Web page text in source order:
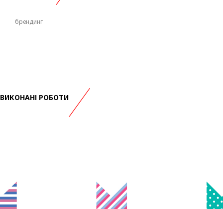
брендинг
ВИКОНАНІ РОБОТИ